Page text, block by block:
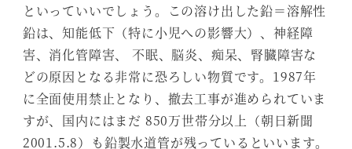
といっていいでしょう。この溶け出した鉛＝溶解性
鉛は、知能低下（特に小児への影響大）、神経障
害、消化管障害、 不眠、脳炎、痴呆、腎臓障害な
どの原因となる非常に恐ろしい物質です。1987年
に全面使用禁止となり、撤去工事が進められていま
すが、国内にはまだ 850万世帯分以上（朝日新聞
2001.5.8）も鉛製水道管が残っているといいます。